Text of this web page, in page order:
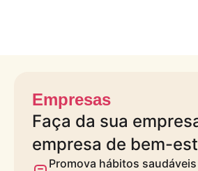
Empresas
Faça da sua
empresa de bem-
Promova hábitos